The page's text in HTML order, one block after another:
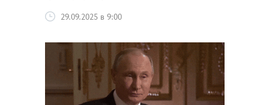
29.09.2025 в 9:00